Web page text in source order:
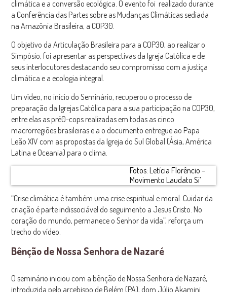
climática e a conversão ecológica. O evento foi realizado durante
a Conferência das Partes sobre as Mudanças Climáticas sediada
na Amazônia Brasileira, a COP30.
O objetivo da Articulação Brasileira para a COP30, ao realizar o
Simpósio, foi apresentar as perspectivas da Igreja Católica e de
seus interlocutores destacando seu compromisso com a justiça
climática e a ecologia integral.
Um vídeo, no início do Seminário, recuperou o processo de
preparação da Igrejas Católica para a sua participação na COP30,
entre elas as pré0-cops realizadas em todas as cinco
macrorregiões brasileiras e a o documento entregue ao Papa
Leão XIV com as propostas da Igreja do Sul Global (Ásia, América
Latina e Oceania) para o clima.
Fotos: Letícia Florêncio –
Movimento Laudato Si’
“Crise climática é também uma crise espiritual e moral. Cuidar da
criação é parte indissociável do seguimento a Jesus Cristo. No
coração do mundo, permanece o Senhor da vida”, reforça um
trecho do vídeo.
Bênção de Nossa Senhora de Nazaré
O seminário iniciou com a bênção de Nossa Senhora de Nazaré,
introduzida pelo arcebispo de Belém (PA), dom Júlio Akamini.